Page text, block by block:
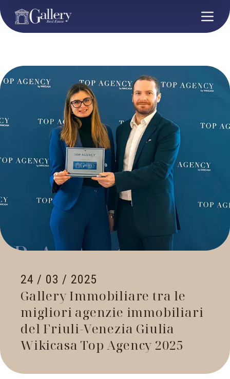
24 / 03 / 2025
Gallery Immobiliare tra le
migliori agenzie immobiliari
del Friuli-Venezia Giulia
Wikicasa Top Agency 2025